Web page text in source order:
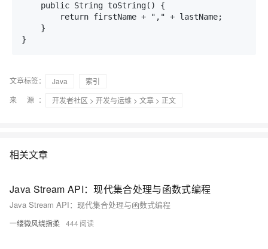
    public String toString() {
        return firstName + "," + lastName;
    }
}
文章标签： Java
索引
来 源：
开发者社区 > 开发与运维 > 文章 > 正文
相关文章
Java Stream API：现代集合处理与函数式编程
Java Stream API：现代集合处理与函数式编程
一缕微风绕指柔 444